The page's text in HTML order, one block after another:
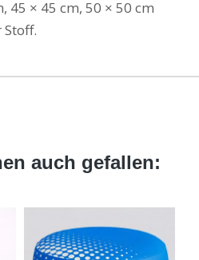
45 × 45 cm, 50 × 50 cm
auch gefallen: